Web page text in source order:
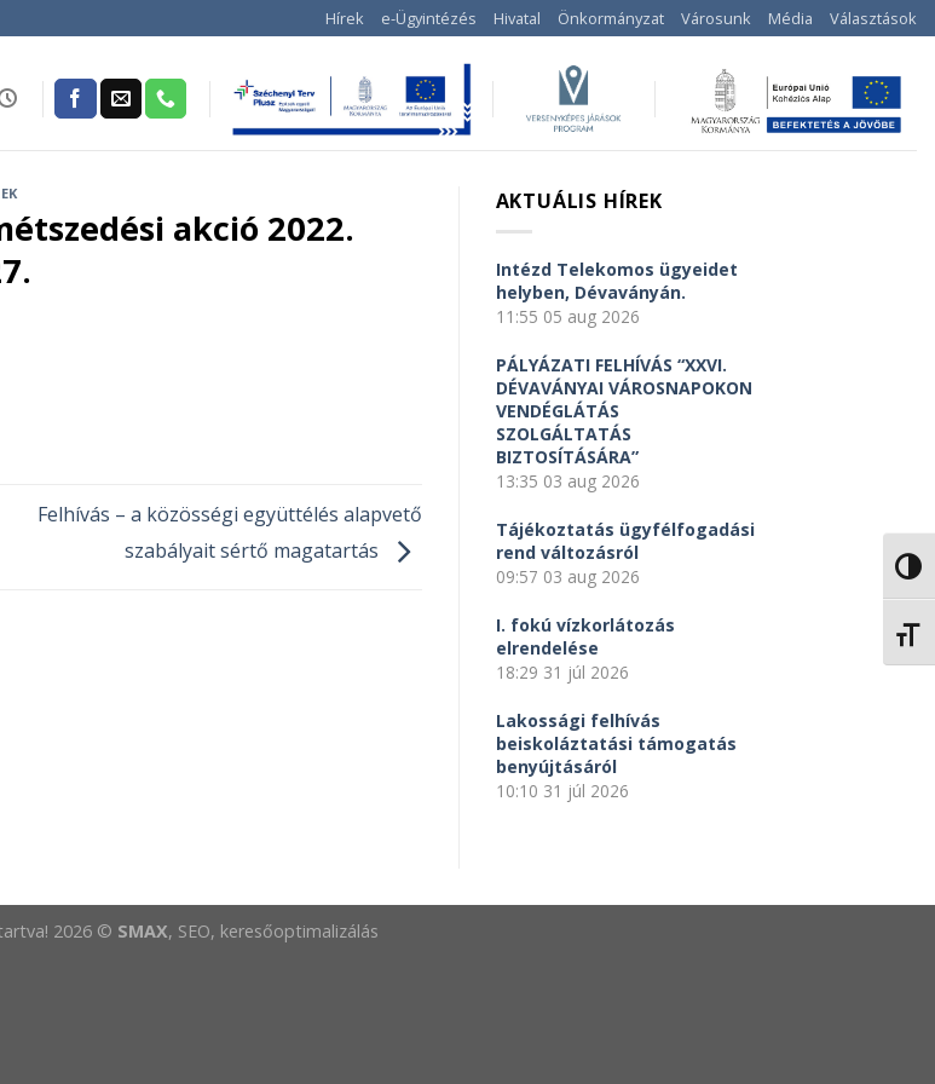
Hírek e-Ügyintézés Hivatal Önkormányzat Városunk Média Választások
akció 2022.
Felhívás – a közösségi együttélés alapvető
szabályait sértő magatartás
AKTUÁLIS HÍREK
Intézd Telekomos ügyeidet
helyben, Dévaványán.
11:55 05 aug 2026
PÁLYÁZATI FELHÍVÁS “XXVI.
DÉVAVÁNYAI VÁROSNAPOKON
VENDÉGLÁTÁS
SZOLGÁLTATÁS
BIZTOSÍTÁSÁRA”
13:35 03 aug 2026
Tájékoztatás ügyfélfogadási
rend változásról
09:57 03 aug 2026
I. fokú vízkorlátozás
elrendelése
18:29 31 júl 2026
Lakossági felhívás
beiskoláztatási támogatás
benyújtásáról
10:10 31 júl 2026
2026 © SMAX, SEO, keresőoptimalizálás